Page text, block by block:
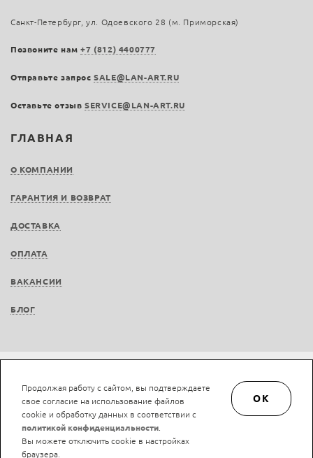
ГЛАВНАЯ
О КОМПАНИИ
ГАРАНТИЯ И ВОЗВРАТ
ДОСТАВКА
ОПЛАТА
ВАКАНСИИ
БЛОГ
Санкт-Петербург, ул. Одоевского 28 (м. Приморская)
Позвоните нам+7 (812) 4400777
Отправьте запросSALE@LAN-ART.RU
Оставьте отзыв SERVICE@LAN-ART.RU
Не является публичной офертой © LAN-art.ru, 2013—2026. Все права защищены.
Политика конфиденциальности.
Положение об обработке и защите персональных
данных.
Продолжая работу с сайтом, вы подтверждаете
свое согласие на использование файлов
cookie и обработку данных в соответствии с
политикой конфиденциальности
Вы можете отключить cookie в настройках
браузера.
OK